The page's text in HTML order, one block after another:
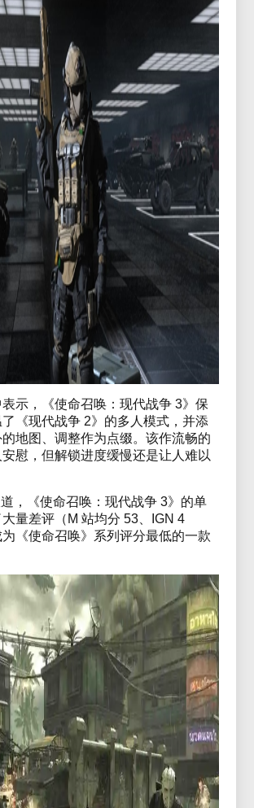
表示，《使命召唤：现代战争 3》保
《现代战争 2》的多人模式，并添
地图、调整作为点缀。该作流畅的
慰，但解锁进度缓慢还是让人难以
，《使命召唤：现代战争 3》的单
量差评（M 站均分 53、IGN 4
《使命召唤》系列评分最低的一款